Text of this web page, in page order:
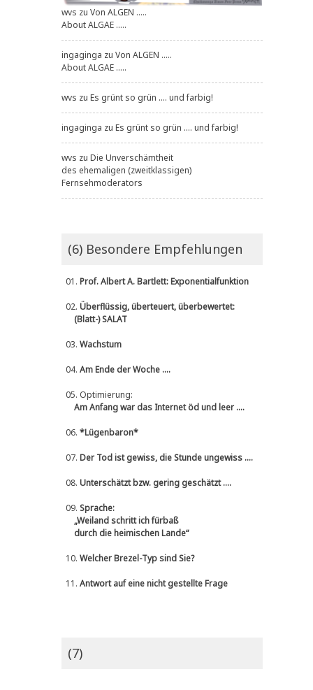
wvs zu Von ALGEN .....
About ALGAE .....
ingaginga zu Von ALGEN .....
About ALGAE .....
wvs zu Es grünt so grün .... und farbig!
ingaginga zu Es grünt so grün .... und farbig!
wvs zu Die Unverschämtheit
des ehemaligen (zweitklassigen)
Fernsehmoderators
(6) Besondere Empfehlungen
01. Prof. Albert A. Bartlett: Exponentialfunktion
02. Überflüssig, überteuert, überbewertet:
(Blatt-) SALAT
03. Wachstum
04. Am Ende der Woche ....
05. Optimierung:
Am Anfang war das Internet öd und leer ....
06. *Lügenbaron*
07. Der Tod ist gewiss, die Stunde ungewiss ....
08. Unterschätzt bzw. gering geschätzt ....
09. Sprache:
„Weiland schritt ich fürbaß
durch die heimischen Lande“
10. Welcher Brezel-Typ sind Sie?
11. Antwort auf eine nicht gestellte Frage
(7)